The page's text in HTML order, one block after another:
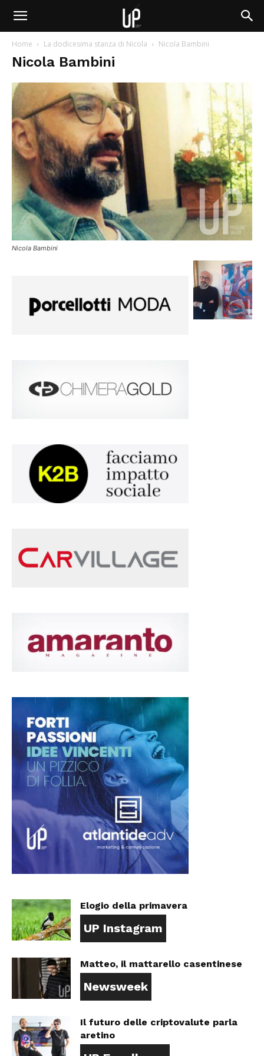
Home La dodicesima stanza di Nicola Nicola Bambini
Nicola Bambini
Nicola Bambini
Elogio della primavera
UP Instagram
Matteo, il mattarello casentinese
Newsweek
Il futuro delle criptovalute parla
aretino